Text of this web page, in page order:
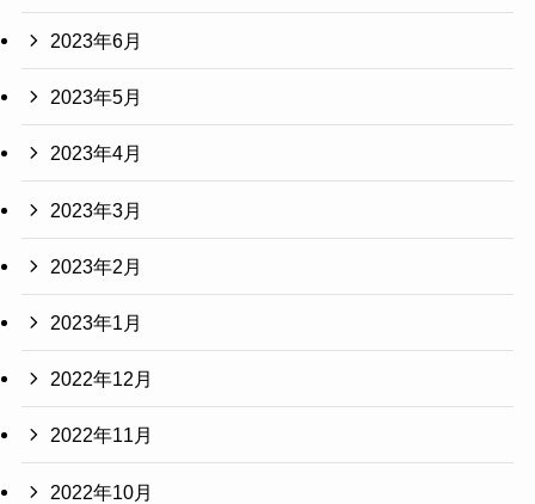
2023年6月
2023年5月
2023年4月
2023年3月
2023年2月
2023年1月
2022年12月
2022年11月
2022年10月